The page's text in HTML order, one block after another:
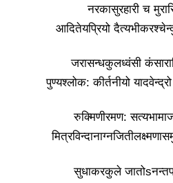
नरकासुरहारी च
आदितेयप्रियो
जरासन्धकुलध्वंसी
पुण्यश्लोक: कीर्तनीयो
रुक्मिणीरमण:
सुधाकरकुले